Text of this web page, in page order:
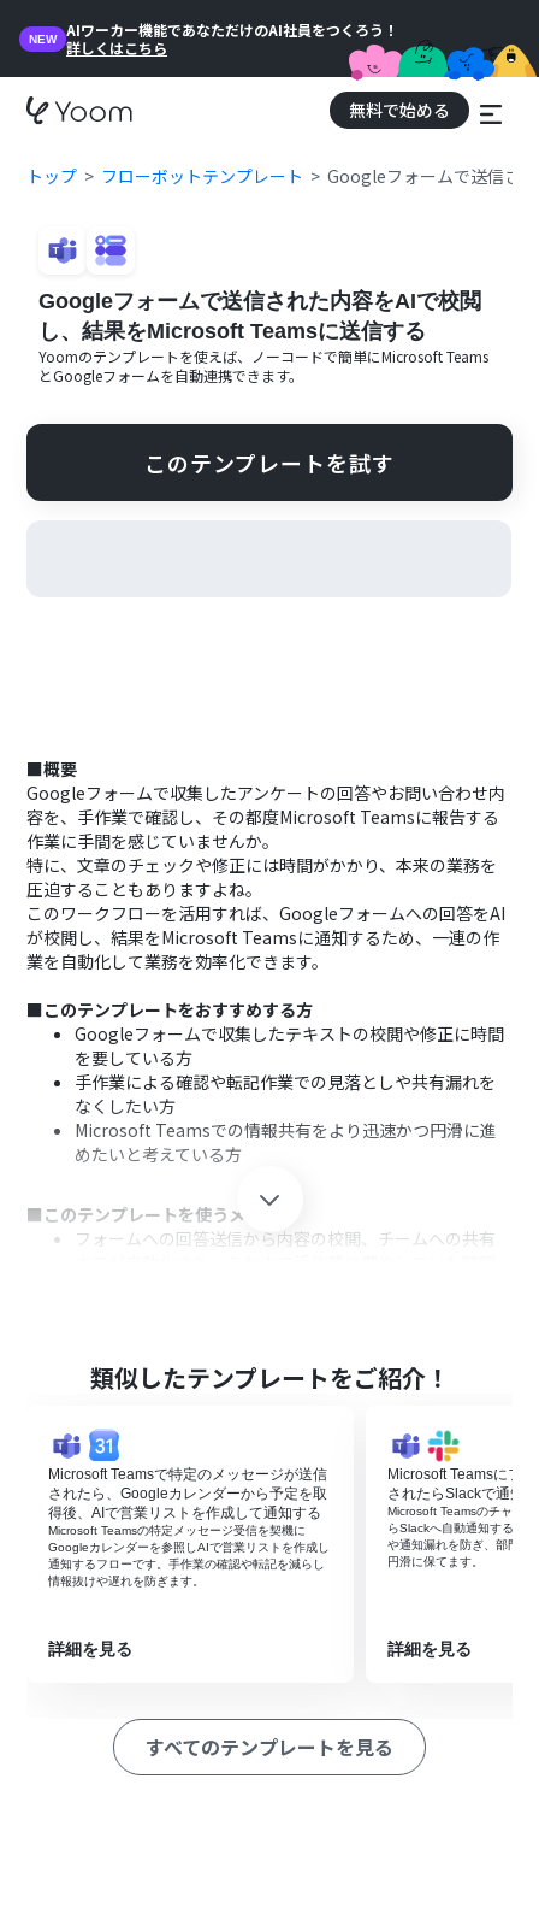
NEW
AIワーカー機能であなただけのAI社員をつくろう！
詳しくはこちら
無料で始める
トップ フローボットテンプレート Googleフォームで送信さ
Googleフォームで送信された内容をAIで校閲
し、結果をMicrosoft Teamsに送信する
Yoomのテンプレートを使えば、ノーコードで簡単にMicrosoft Teams
とGoogleフォームを自動連携できます。
このテンプレートを試す
■概要
Googleフォームで収集したアンケートの回答やお問い合わせ内
容を、手作業で確認し、その都度Microsoft Teamsに報告する
作業に手間を感じていませんか。
特に、文章のチェックや修正には時間がかかり、本来の業務を
圧迫することもありますよね。
このワークフローを活用すれば、Googleフォームへの回答をAI
が校閲し、結果をMicrosoft Teamsに通知するため、一連の作
業を自動化して業務を効率化できます。
■このテンプレートをおすすめする方
Googleフォームで収集したテキストの校閲や修正に時間
を要している方
手作業による確認や転記作業での見落としや共有漏れを
なくしたい方
Microsoft Teamsでの情報共有をより迅速かつ円滑に進
めたいと考えている方
■このテンプレートを使うメリット
フォームへの回答送信から内容の校閲、チームへの共有
はじめに、GoogleフォームとMicrosoft TeamsをYoom
と連携します。
次に、トリガーでGoogleフォームを選択し、「フォーム
に回答が送信されたら」というアクションを設定します。
オペレーションでAI機能を選択し、「テキストを生成す
る」アクションを設定して、フォームの回答内容を校閲す
るよう指示します。
ルにメッセージを送る」アクションを設定し、AIによる校
閲結果を指定のチャネルに送信します。
ペレーション」：トリガー起動後、フロー内で処理を行うアク
類似したテンプレートをご紹介！
Microsoft Teamsで特定のメッセージが送信
されたら、Googleカレンダーから予定を取
得後、AIで営業リストを作成して通知する
Microsoft Teamsの特定メッセージ受信を契機に
Googleカレンダーを参照しAIで営業リストを作成し
通知するフローです。手作業の確認や転記を減らし
情報抜けや遅れを防ぎます。
詳細を見る
Microsoft Teamsにフ
されたらSlackで通知
Microsoft Teamsのチャネ
らSlackへ自動通知するフ
や通知漏れを防ぎ、部門間
円滑に保てます。
詳細を見る
すべてのテンプレートを見る